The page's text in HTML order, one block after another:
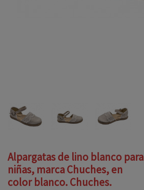
Alpargatas de lino blanco para
niñas, marca Chuches, en
color blanco. Chuches.